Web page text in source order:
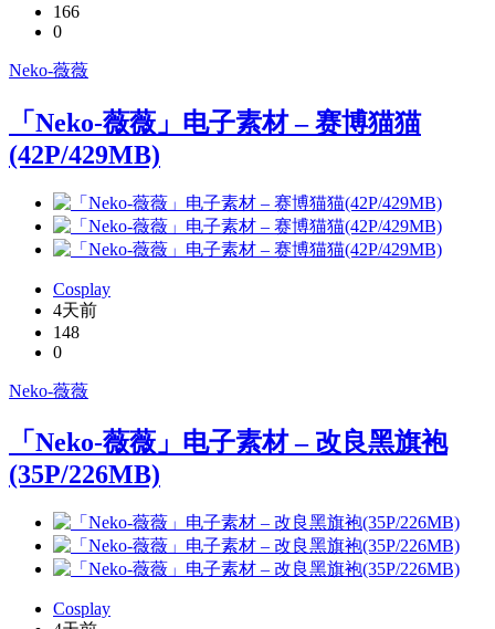
166
0
Neko-薇薇
「Neko-薇薇」电子素材 – 赛博猫猫
(42P/429MB)
Cosplay
4天前
148
0
Neko-薇薇
「Neko-薇薇」电子素材 – 改良黑旗袍
(35P/226MB)
Cosplay